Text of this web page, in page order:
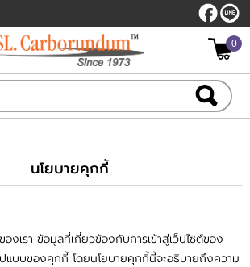
สมัครสมาชิก
สนใจ ( 0 )
0
นโยบายคุกกี้
องเรา ข้อมูลที่เกี่ยวข้องกับการเข้าสู่เว็ปไซต์ของ
ปแบบของคุกกี้ โดยนโยบายคุกกี้นี้จะอธิบายถึงความ